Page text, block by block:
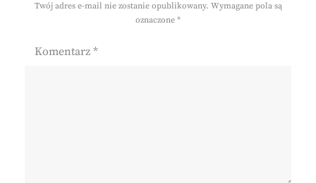
Twój adres e-mail nie zostanie opublikowany. Wymagane pola są
oznaczone *
Komentarz *